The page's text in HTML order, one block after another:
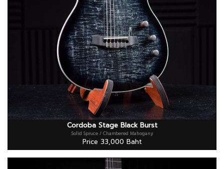
Cordoba Stage Black Burst
Solid Spruce / Chambered Mahogany
Price 33,000 Baht